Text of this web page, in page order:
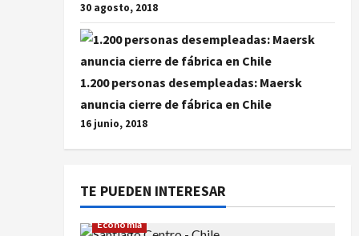
30 agosto, 2018
1.200 personas desempleadas: Maersk
anuncia cierre de fábrica en Chile
16 junio, 2018
TE PUEDEN INTERESAR
Economía